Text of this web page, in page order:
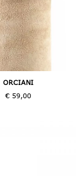
ORCIANI
€ 59,00